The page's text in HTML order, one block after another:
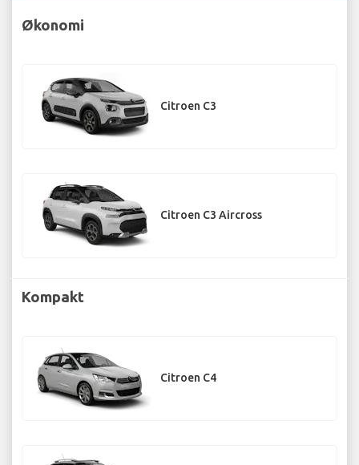
Økonomi
Citroen C3
Citroen C3 Aircross
Kompakt
Citroen C4